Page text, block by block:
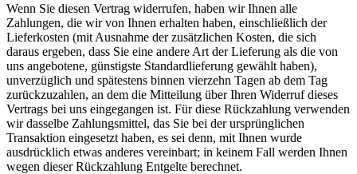
Wenn Sie diesen Vertrag widerrufen, haben wir Ihnen alle
Zahlungen, die wir von Ihnen erhalten haben, einschließlich der
Lieferkosten (mit Ausnahme der zusätzlichen Kosten, die sich
daraus ergeben, dass Sie eine andere Art der Lieferung als die von
uns angebotene, günstigste Standardlieferung gewählt haben),
unverzüglich und spätestens binnen vierzehn Tagen ab dem Tag
zurückzuzahlen, an dem die Mitteilung über Ihren Widerruf dieses
Vertrags bei uns eingegangen ist. Für diese Rückzahlung verwenden
wir dasselbe Zahlungsmittel, das Sie bei der ursprünglichen
Transaktion eingesetzt haben, es sei denn, mit Ihnen wurde
ausdrücklich etwas anderes vereinbart; in keinem Fall werden Ihnen
wegen dieser Rückzahlung Entgelte berechnet.